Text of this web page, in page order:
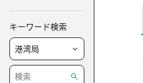
キーワード検索